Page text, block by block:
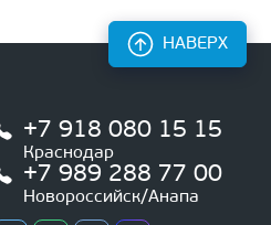
+7 918 080 15 15
Краснодар
+7 989 288 77 00
Новороссийск/Анапа
НАВЕРХ